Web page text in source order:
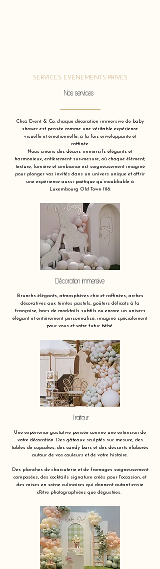
SERVICES ÉVÈNEMENTS PRIVÉS
Nos services
Chez Event & Co, chaque décoration immersive de baby
shower est pensée comme une véritable expérience
visuelle et émotionnelle, à la fois enveloppante et
raffinée.
Nous créons des décors immersifs élégants et
harmonieux, entièrement sur-mesure, où chaque élément,
texture, lumière et ambiance est soigneusement imaginé
pour plonger vos invités dans un univers unique et offrir
une expérience aussi poétique qu’inoubliable à
Luxembourg Old Town 1118.
Décoration immersive
Brunchs élégants, atmosphères chic et raffinées, arches
décoratives aux teintes pastels, goûters délicats à la
française, bars de mocktails subtils ou encore un univers
élégant et entièrement personnalisé, imaginé spécialement
pour vous et votre futur bébé.
Traiteur
Une expérience gustative pensée comme une extension de
votre décoration. Des gâteaux sculptés sur mesure, des
tables de cupcakes, des candy bars et des desserts élaborés
autour de vos couleurs et de votre histoire.
Des planches de charcuterie et de fromages soigneusement
composées, des cocktails signature créés pour l'occasion, et
des mises en scène culinaires qui donnent autant envie
d'être photographiées que dégustées.